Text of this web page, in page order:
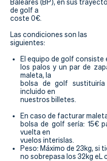
Jugar
Aprender
Actualidad
Tienda
Baleares (BP), en sus
de golf a
coste 0€.
Las condiciones son las
siguientes:
El equipo de golf consiste
los palos y un par de
maleta, la
bolsa de golf
incluido en
nuestros billetes.
En caso de facturar
bolsa de golf sería: 15€
vuelta en
vuelos interislas.
Peso: Máximo de 23kg, si
no sobrepasa los 32kg eL